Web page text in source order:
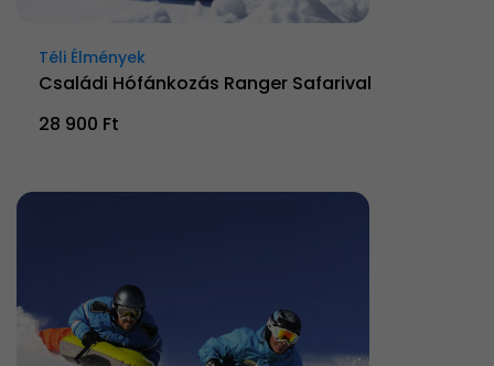
Téli Élmények
Családi Hófánkozás Ranger Safarival
28 900 Ft